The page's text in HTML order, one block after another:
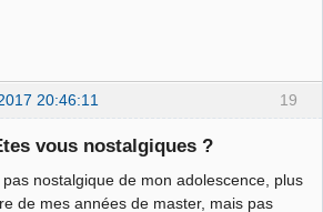
19
20:46:11
vous nostalgiques ?
nostalgique de mon adolescence, plus
de mes années de master, mais pas